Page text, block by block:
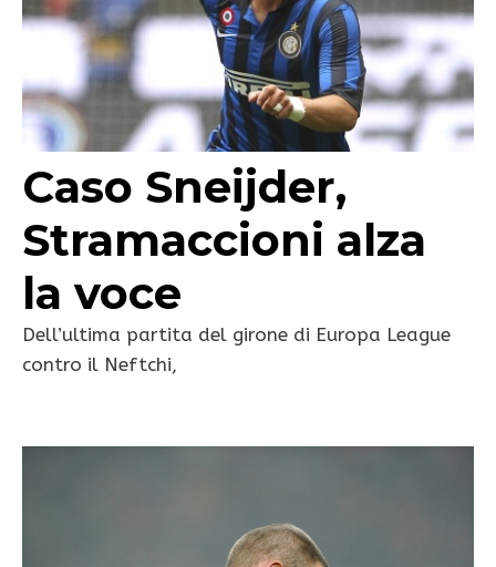
Caso Sneijder,
Stramaccioni alza
la voce
Dell’ultima partita del girone di Europa League
contro il Neftchi,